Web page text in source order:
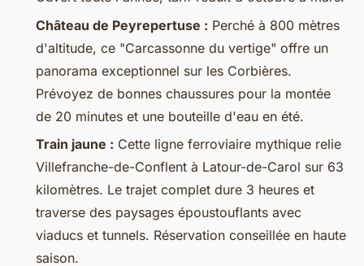
Château de Peyrepertuse : Perché à 800 mètres
d'altitude, ce "Carcassonne du vertige" offre un
panorama exceptionnel sur les Corbières.
Prévoyez de bonnes chaussures pour la montée
de 20 minutes et une bouteille d'eau en été.
Train jaune : Cette ligne ferroviaire mythique relie
Villefranche-de-Conflent à Latour-de-Carol sur 63
kilomètres. Le trajet complet dure 3 heures et
traverse des paysages époustouflants avec
viaducs et tunnels. Réservation conseillée en haute
saison.